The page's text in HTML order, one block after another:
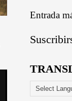
Entrada